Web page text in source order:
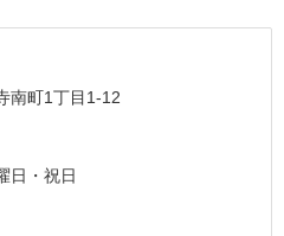
南町1丁目1-12
日・祝日